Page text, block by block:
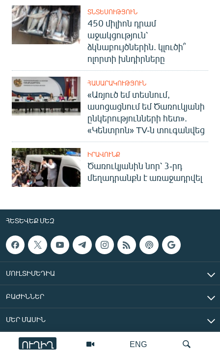
ENG
ՈՒՂԻՂ
ՏՆՏԵՍՈՒԹՅՈՒՆ
450 միլիոն դրամ
աջակցություն՝
ձկնաբույծներին. կլուծի՞
ոլորտի խնդիրները
ՀԱՍԱՐԱԿՈՒԹՅՈՒՆ
«Առյուծ եմ տեսնում,
ասոցացնում եմ Ծառուկյանի
ընկերությունների հետ».
«Կենտրոն» TV-ն տուգանվեց
ԻՐԱՎՈՒՆՔ
Ծառուկյանին նոր՝ 3-րդ
մեղադրանքն է առաջադրվել
ՀԵՏԵՎԵՔ ՄԵԶ
ՄՈՒԼՏԻՄԵԴԻԱ
ԲԱԺԻՆՆԵՐ
ՄԵՐ ՄԱՍԻՆ
«Ազատ Եվրոպա/Ազատություն» ռադիոկայան © 2026